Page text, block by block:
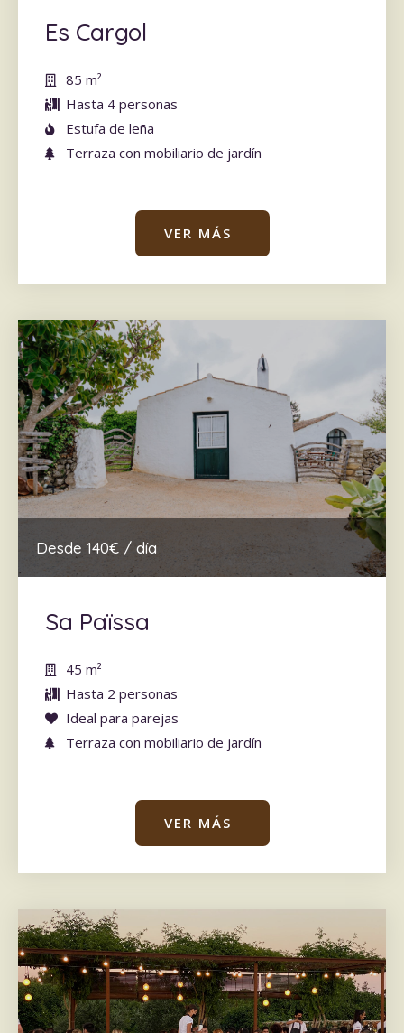
Es Cargol
85 m²
Hasta 4 personas
Estufa de leña
Terraza con mobiliario de jardín
VER MÁS
Desde 140€ / día
Sa Païssa
45 m²
Hasta 2 personas
Ideal para parejas
Terraza con mobiliario de jardín
VER MÁS